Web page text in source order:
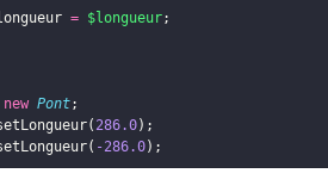
= $longueur;
new Pont;
( 286.0) ;
( -286.0) ;